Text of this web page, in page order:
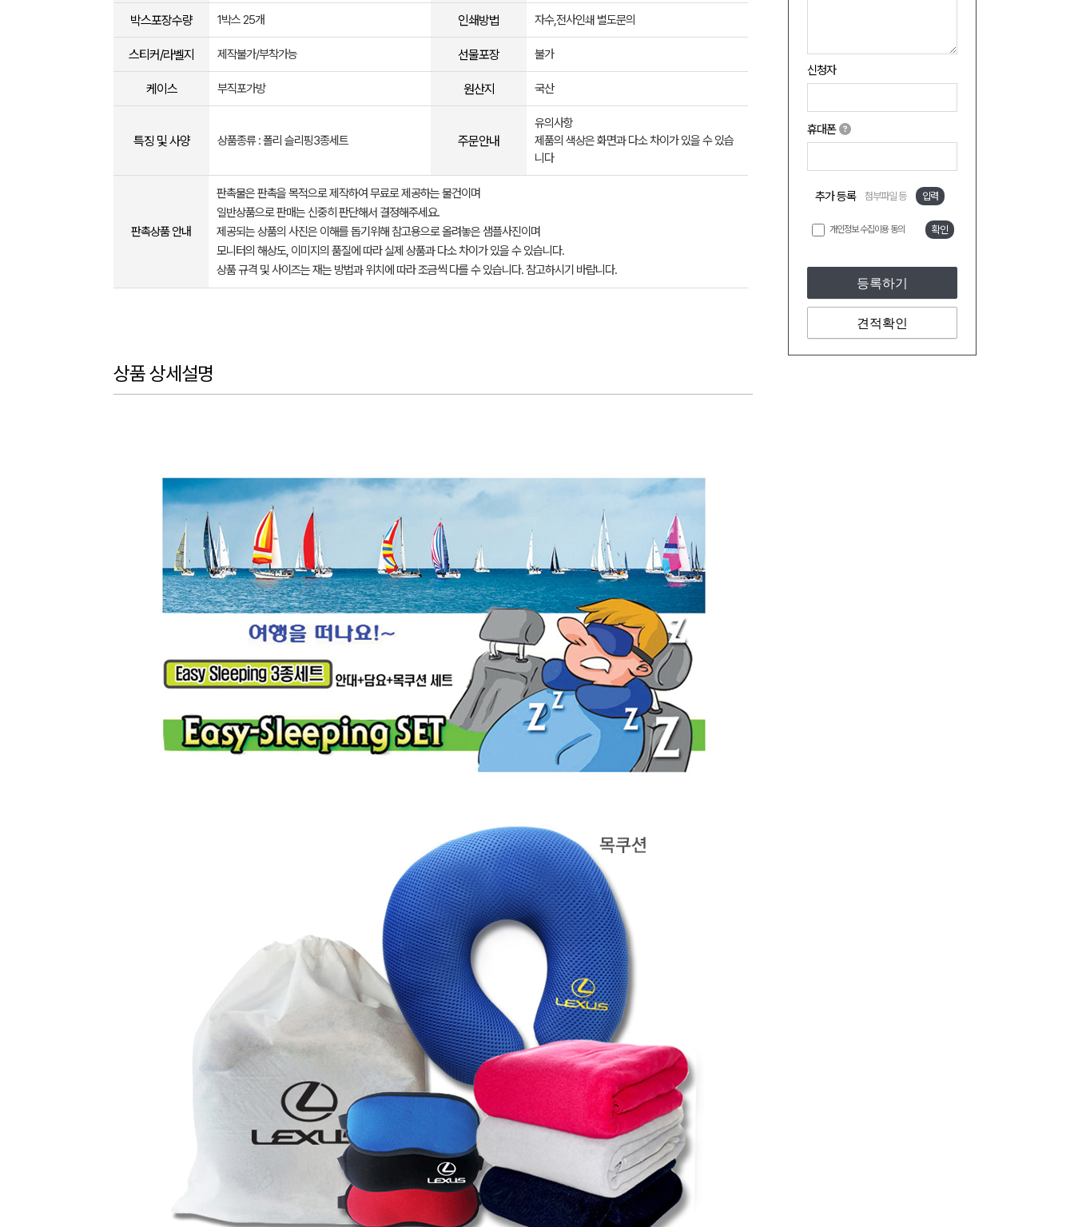
신청자
휴대폰
추가 등록 첨부파일 등 입력
개인정보 수집이용 동의 확인
등록하기
견적확인
박스포장수량 1박스 25개 인쇄방법 자수,전사인쇄 별도문의
스티커/라벨지 제작불가/부착가능 선물포장 불가
케이스 부직포가방 원산지 국산
특징 및 사양 상품종류 : 폴리 슬리핑3종세트 주문안내
유의사항
제품의 색상은 화면과 다소 차이가 있을 수 있습
니다
판촉상품 안내
판촉물은 판촉을 목적으로 제작하여 무료로 제공하는 물건이며
일반상품으로 판매는 신중히 판단해서 결정해주세요.
제공되는 상품의 사진은 이해를 돕기위해 참고용으로 올려놓은 샘플사진이며
모니터의 해상도, 이미지의 품질에 따라 실제 상품과 다소 차이가 있을 수 있습니다.
상품 규격 및 사이즈는 재는 방법과 위치에 따라 조금씩 다를 수 있습니다. 참고하시기 바랍니다.
상품 상세설명